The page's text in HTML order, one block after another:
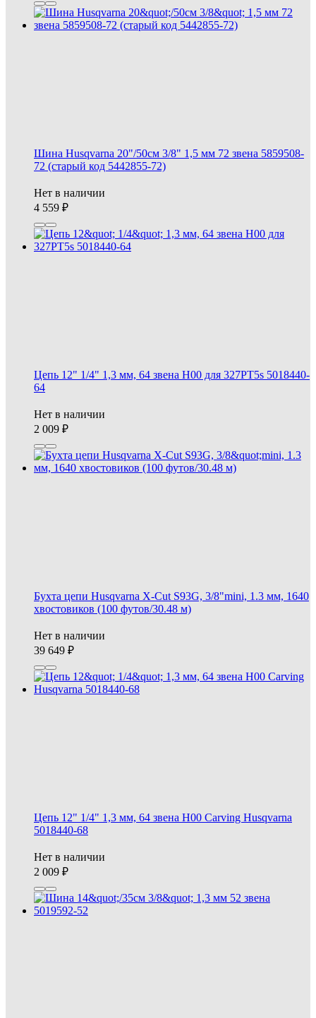
Шина Husqvarna 20"/50см 3/8" 1,5 мм 72 звена 5859508-
72 (старый код 5442855-72)
Нет в наличии
4 559
Цепь 12" 1/4" 1,3 мм, 64 звена Н00 для 327PT5s 5018440-
64
Нет в наличии
2 009
Бухта цепи Husqvarna X-Cut S93G, 3/8"mini, 1.3 мм, 1640
хвостовиков (100 футов/30.48 м)
Нет в наличии
39 649
Цепь 12" 1/4" 1,3 мм, 64 звена Н00 Carving Husqvarna
5018440-68
Нет в наличии
2 009